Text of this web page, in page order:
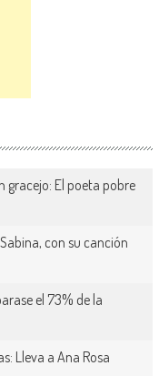
gracejo: El poeta pobre
con su canción
el 73% de la
Lleva a Ana Rosa